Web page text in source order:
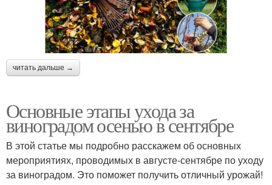
читать дальше →
Основные этапы ухода за
виноградом осенью в сентябре
В этой статье мы подробно расскажем об основных
мероприятиях, проводимых в августе-сентябре по уходу
за виноградом. Это поможет получить отличный урожай!